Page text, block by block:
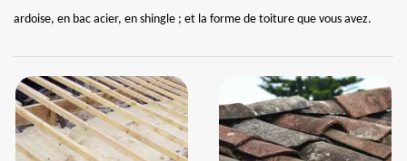
ardoise, en bac acier, en shingle ; et la forme de toiture que vous avez.